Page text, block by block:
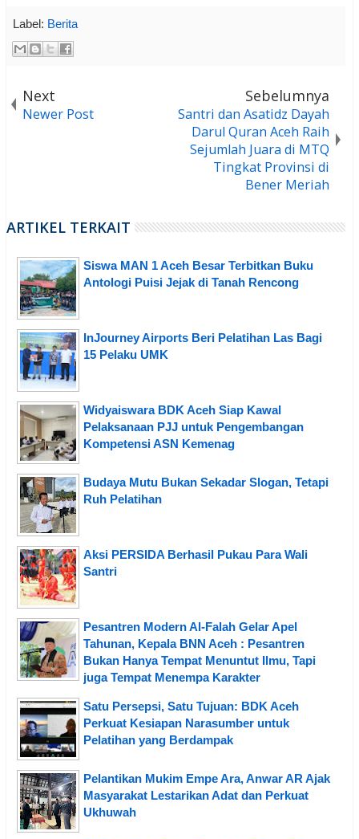
Label: Berita
Next
Newer Post
Sebelumnya
Santri dan Asatidz Dayah
Darul Quran Aceh Raih
Sejumlah Juara di MTQ
Tingkat Provinsi di
Bener Meriah
ARTIKEL TERKAIT
Siswa MAN 1 Aceh Besar Terbitkan Buku
Antologi Puisi Jejak di Tanah Rencong
InJourney Airports Beri Pelatihan Las Bagi
15 Pelaku UMK
Widyaiswara BDK Aceh Siap Kawal
Pelaksanaan PJJ untuk Pengembangan
Kompetensi ASN Kemenag
Budaya Mutu Bukan Sekadar Slogan, Tetapi
Ruh Pelatihan
Aksi PERSIDA Berhasil Pukau Para Wali
Santri
Pesantren Modern Al-Falah Gelar Apel
Tahunan, Kepala BNN Aceh : Pesantren
Bukan Hanya Tempat Menuntut Ilmu, Tapi
juga Tempat Menempa Karakter
Satu Persepsi, Satu Tujuan: BDK Aceh
Perkuat Kesiapan Narasumber untuk
Pelatihan yang Berdampak
Pelantikan Mukim Empe Ara, Anwar AR Ajak
Masyarakat Lestarikan Adat dan Perkuat
Ukhuwah